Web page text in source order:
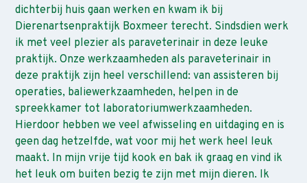
dichterbij huis gaan werken en kwam ik bij
Dierenartsenpraktijk Boxmeer terecht. Sindsdien werk
ik met veel plezier als paraveterinair in deze leuke
praktijk. Onze werkzaamheden als paraveterinair in
deze praktijk zijn heel verschillend: van assisteren bij
operaties, baliewerkzaamheden, helpen in de
spreekkamer tot laboratoriumwerkzaamheden.
Hierdoor hebben we veel afwisseling en uitdaging en is
geen dag hetzelfde, wat voor mij het werk heel leuk
maakt. In mijn vrije tijd kook en bak ik graag en vind ik
het leuk om buiten bezig te zijn met mijn dieren. Ik